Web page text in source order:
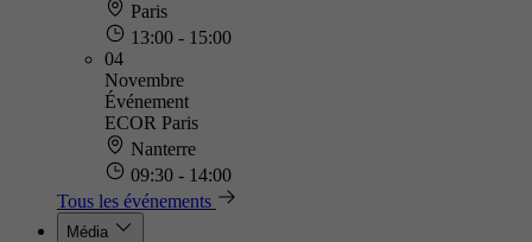
Paris
13:00 - 15:00
04
Novembre
Événement
ECOR Paris
Nanterre
09:30 - 14:00
Tous les événements
Média